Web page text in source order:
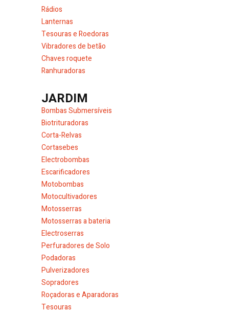
Rádios
Lanternas
Tesouras e Roedoras
Vibradores de betão
Chaves roquete
Ranhuradoras
JARDIM
Bombas Submersíveis
Biotrituradoras
Corta-Relvas
Cortasebes
Electrobombas
Escarificadores
Motobombas
Motocultivadores
Motosserras
Motosserras a bateria
Electroserras
Perfuradores de Solo
Podadoras
Pulverizadores
Sopradores
Roçadoras e Aparadoras
Tesouras